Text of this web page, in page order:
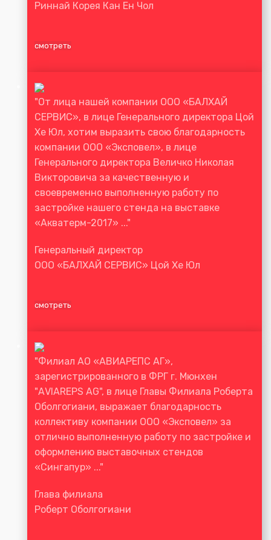
Риннай Корея Кан Ен Чол
смотреть
"От лица нашей компании ООО «БАЛХАЙ
СЕРВИС», в лице Генерального директора Цой
Хе Юл, хотим выразить свою благодарность
компании ООО «Эксповел», в лице
Генерального директора Величко Николая
Викторовича за качественную и
своевременно выполненную работу по
застройке нашего стенда на выставке
«Акватерм-2017» ..."
Генеральный директор
ООО «БАЛХАЙ СЕРВИС» Цой Хе Юл
смотреть
"Филиал АО «АВИАРЕПС АГ»,
зарегистрированного в ФРГ г. Мюнхен
"АVIAREPS АG", в лице Главы Филиала Роберта
Оболгогиани, выражает благодарность
коллективу компании ООО «Эксповел» за
отлично выполненную работу по застройке и
оформлению выставочных стендов
«Сингапур» ..."
Глава филиала
Роберт Оболгогиани